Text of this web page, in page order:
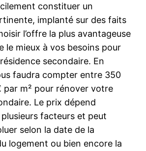
constituer un
implanté sur des faits
l’offre la plus avantageuse
le mieux à vos besoins pour
secondaire. En
faudra compter entre 350
par m² pour rénover votre
Le prix dépend
facteurs et peut
selon la date de la
logement ou bien encore la